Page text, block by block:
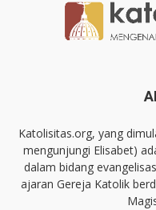
Katolisitas.org, yang
mengunjungi Elisabet)
dalam bidang
ajaran Gereja Katolik